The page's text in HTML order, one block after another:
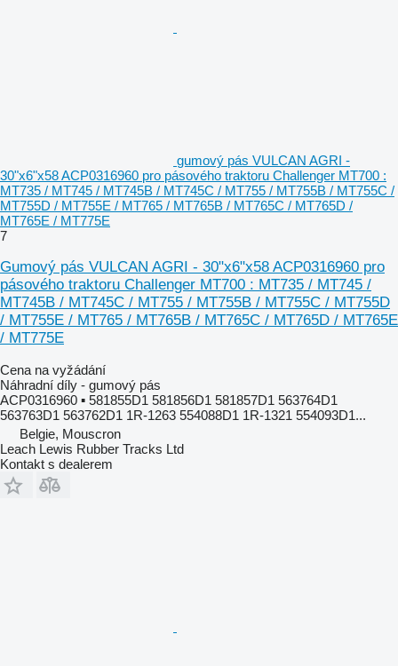
gumový pás VULCAN AGRI -
30"x6"x58 ACP0316960 pro pásového traktoru Challenger MT700 :
MT735 / MT745 / MT745B / MT745C / MT755 / MT755B / MT755C /
MT755D / MT755E / MT765 / MT765B / MT765C / MT765D /
MT765E / MT775E
7
Gumový pás VULCAN AGRI - 30"x6"x58 ACP0316960 pro
pásového traktoru Challenger MT700 : MT735 / MT745 /
MT745B / MT745C / MT755 / MT755B / MT755C / MT755D
/ MT755E / MT765 / MT765B / MT765C / MT765D / MT765E
/ MT775E
Cena na vyžádání
Náhradní díly - gumový pás
ACP0316960 ▪ 581855D1 581856D1 581857D1 563764D1
563763D1 563762D1 1R-1263 554088D1 1R-1321 554093D1...
Belgie, Mouscron
Leach Lewis Rubber Tracks Ltd
Kontakt s dealerem